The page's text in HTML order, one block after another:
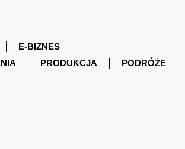
E-BIZNES
PRODUKCJA
PODRÓŻE